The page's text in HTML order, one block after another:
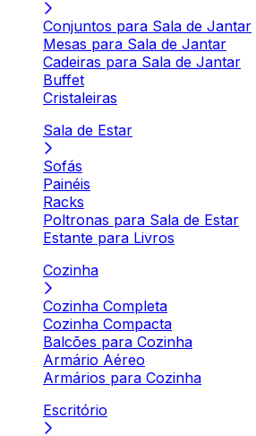
Conjuntos para Sala de Jantar
Mesas para Sala de Jantar
Cadeiras para Sala de Jantar
Buffet
Cristaleiras
Sala de Estar
Sofás
Painéis
Racks
Poltronas para Sala de Estar
Estante para Livros
Cozinha
Cozinha Completa
Cozinha Compacta
Balcões para Cozinha
Armário Aéreo
Armários para Cozinha
Escritório